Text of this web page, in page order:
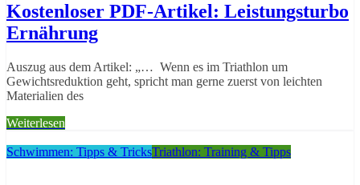
Kostenloser PDF-Artikel: Leistungsturbo
Ernährung
Auszug aus dem Artikel: „… Wenn es im Triathlon um
Gewichtsreduktion geht, spricht man gerne zuerst von leichten
Materialien des
Weiterlesen
Schwimmen: Tipps & TricksTriathlon: Training & Tipps